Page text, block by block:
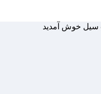
سیل خوش آمدید